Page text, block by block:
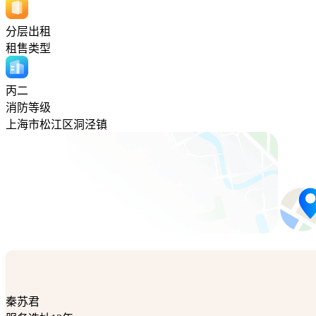
分层出租
租售类型
丙二
消防等级
上海市松江区洞泾镇
秦苏君